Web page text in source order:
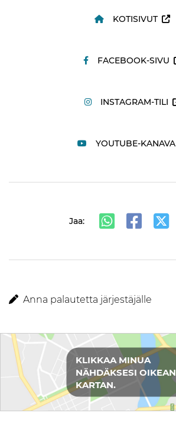
KOTISIVUT
FACEBOOK-SIVU
INSTAGRAM-TILI
YOUTUBE-KANAVA
Jaa:
Anna palautetta järjestäjälle
Reittiohjeet
KLIKKAA MINUA
NÄHDÄKSESI OIKEAN
KARTAN.